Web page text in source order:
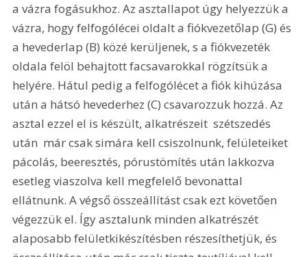
a vázra fogásukhoz. Az asztallapot úgy helyezzük a
vázra, hogy felfogólécei oldalt a fiókvezetőlap (G) és
a hevederlap (B) közé kerüljenek, s a fiókvezeték
oldala felöl behajtott facsavarokkal rögzítsük a
helyére. Hátul pedig a felfogólécet a fiók kihúzása
után a hátsó hevederhez (C) csavarozzuk hozzá. Az
asztal ezzel el is készült, alkatrészeit  szétszedés
után  már csak simára kell csiszolnunk, felületeiket
pácolás, beeresztés, pórustömítés után lakkozva
esetleg viaszolva kell megfelelő bevonattal
ellátnunk. A végső összeállítást csak ezt követően
végezzük el. Így asztalunk minden alkatrészét
alaposabb felületkikészítésben részesíthetjük, és